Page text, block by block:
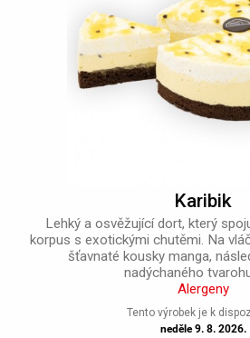
Karibik
Lehký a osvěžující dort, který
korpus s exotickými chutěmi. Na
šťavnaté kousky manga,
nadýchaného
Alergeny
Tento výrobek je k
neděle 9. 8. 2026.